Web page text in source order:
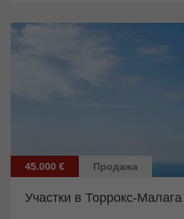
45.000 € Продажа
Участки в Торрокс-Малага